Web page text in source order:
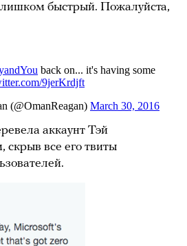
быстрый. Пожалуйста,
аккаунт Тэй
все его твиты